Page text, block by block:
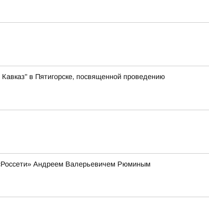
в Пятигорске, посвященной проведению
Андреем Валерьевичем Рюминым